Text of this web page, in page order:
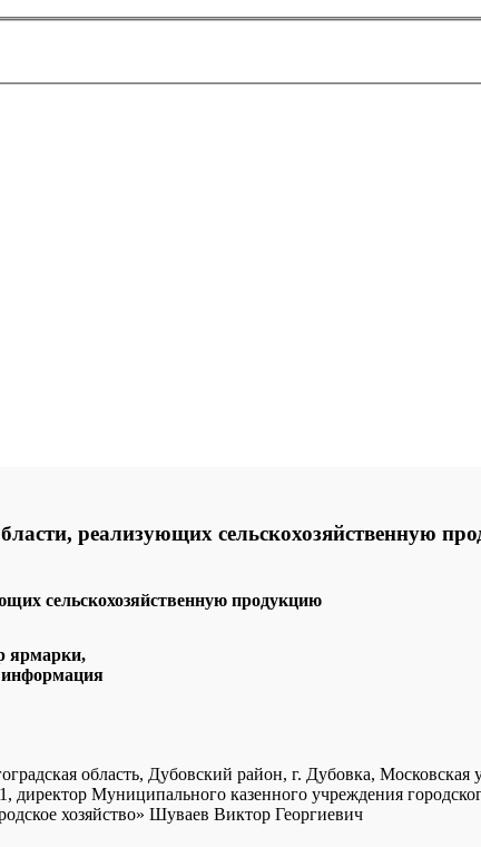
реализующих сельскохозяйственную
сельскохозяйственную продукцию
ярмарки,
информация
область, Дубовский район, г. Дубовка, Московская
директор Муниципального казенного учреждения
хозяйство» Шуваев Виктор Георгиевич